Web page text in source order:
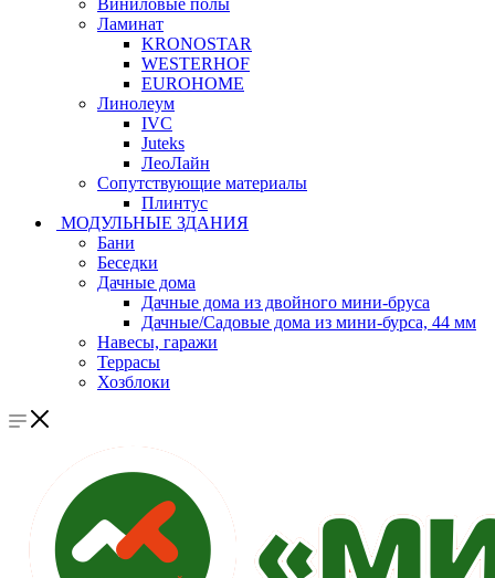
Виниловые полы
Ламинат
KRONOSTAR
WESTERHOF
EUROHOME
Линолеум
IVC
Juteks
ЛеоЛайн
Сопутствующие материалы
Плинтус
МОДУЛЬНЫЕ ЗДАНИЯ
Бани
Беседки
Дачные дома
Дачные дома из двойного мини-бруса
Дачные/Садовые дома из мини-бурса, 44 мм
Навесы, гаражи
Террасы
Хозблоки